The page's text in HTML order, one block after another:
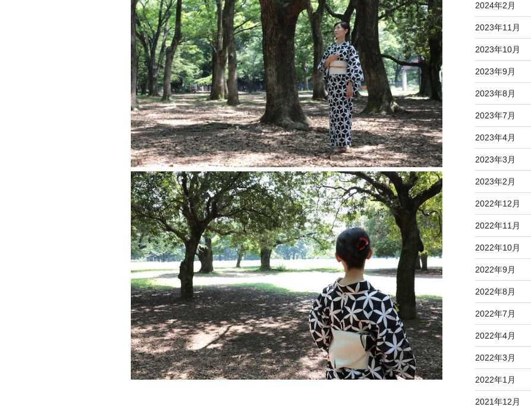
2024年2月
2023年11月
2023年10月
2023年9月
2023年8月
2023年7月
2023年4月
2023年3月
2023年2月
2022年12月
2022年11月
2022年10月
2022年9月
2022年8月
2022年7月
2022年4月
2022年3月
2022年1月
2021年12月